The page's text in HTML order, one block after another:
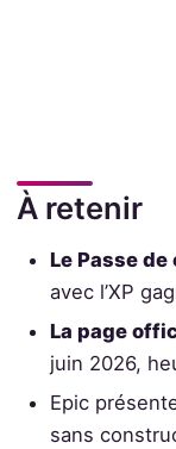
À retenir
Le Passe
avec l’XP
La page
juin 2026,
Epic
sans